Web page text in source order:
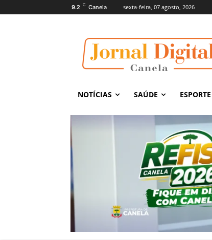
9.2 C Canela sexta-feira, 07 agosto, 2026
NOTÍCIAS SAÚDE ESPORTE